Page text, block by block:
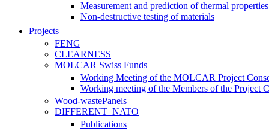
Measurement and prediction of thermal properties
Non-destructive testing of materials
Projects
FENG
CLEARNESS
MOLCAR Swiss Funds
Working Meeting of the MOLCAR Project
Working meeting of the Members of the Project
Wood-wastePanels
DIFFERENT_NATO
Publications